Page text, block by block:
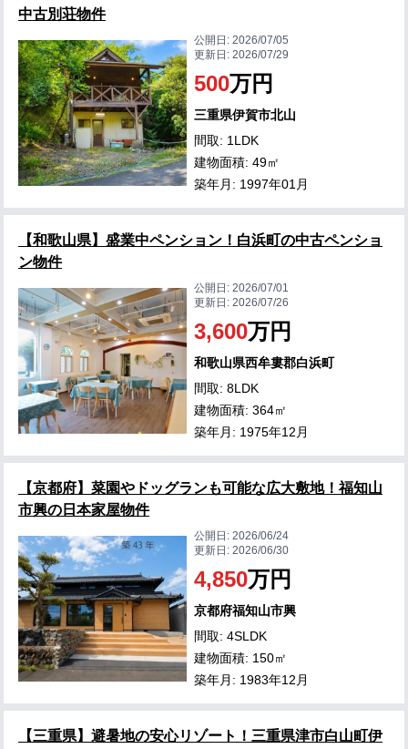
中古別荘物件
公開日:2026/07/05
更新日:2026/07/29
500万円
三重県伊賀市北山
間取: 1LDK
建物面積: 49㎡
築年月: 1997年01月
【和歌山県】盛業中ペンション！白浜町の中古ペンショ
ン物件
公開日:2026/07/01
更新日:2026/07/26
3,600万円
和歌山県西牟婁郡白浜町
間取: 8LDK
建物面積: 364㎡
築年月: 1975年12月
【京都府】菜園やドッグランも可能な広大敷地！福知山
市興の日本家屋物件
公開日:2026/06/24
更新日:2026/06/30
4,850万円
京都府福知山市興
間取: 4SLDK
建物面積: 150㎡
築年月: 1983年12月
【三重県】避暑地の安心リゾート！三重県津市白山町伊